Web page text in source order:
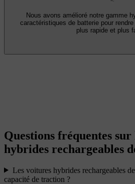
Nous avons amélioré notre gamme
caractéristiques de batterie pour
plus rapide et plus
Questions fréquentes
hybrides rechargeables
Les voitures hybrides rechargeables
capacité de traction ?